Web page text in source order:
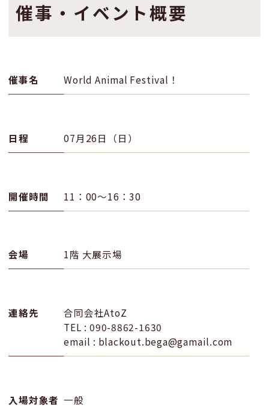
催事・イベント概要
催事名 World Animal Festival！
日程 07月26日（日）
開催時間 11：00〜16：30
会場 1階 大展示場
連絡先
合同会社AtoZ
TEL : 090-8862-1630
email : blackout.bega@gamail.com
入場対象者 一般